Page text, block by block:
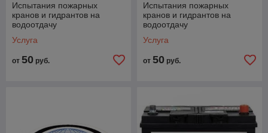
Испытания пожарных
кранов и гидрантов на
водоотдачу
Услуга
от 50 руб.
Испытания пожарных
кранов и гидрантов на
водоотдачу
Услуга
от 50 руб.